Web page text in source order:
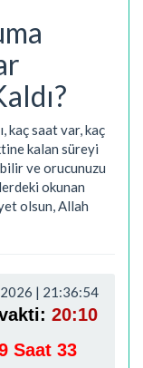
kaç saat var, kaç
kalan süreyi
ve orucunuzu
okunan
olsun, Allah
2026 | 21:36:55
20:10
Saat 33